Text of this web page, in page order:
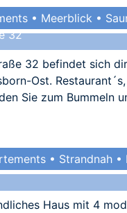
• Meerblick •
32
32 befindet sich
Ost.
Sie zum Bummeln
• Strandnah •
Haus mit 4